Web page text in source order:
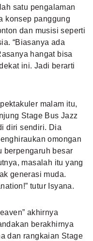
satu pengalaman
konsep panggung
dan musisi seperti
“Biasanya ada
hangat bisa
ini. Jadi berarti
malam itu,
Stage Bus Jazz
diri sendiri. Dia
omongan
berpengaruh besar
masalah itu yang
generasi muda.
tutur Isyana.
akhirnya
berakhirnya
dan rangkaian Stage